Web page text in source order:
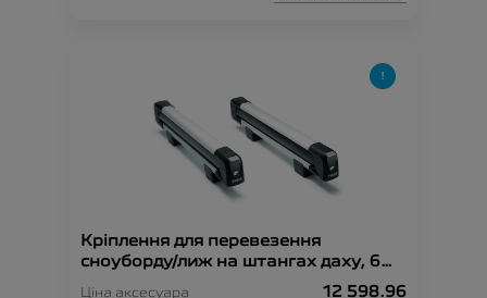
Кріплення для перевезення
сноуборду/лиж на штангах даху, 6
Ціна аксесуара 12 598.96